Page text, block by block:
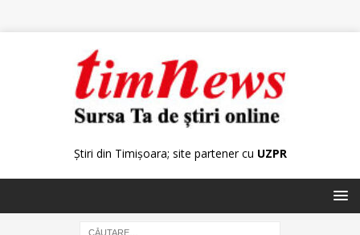
Știri din Timișoara; site partener cu UZPR